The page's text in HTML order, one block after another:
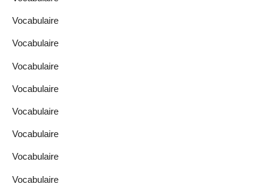
Vocabulaire
Vocabulaire
Vocabulaire
Vocabulaire
Vocabulaire
Vocabulaire
Vocabulaire
Vocabulaire